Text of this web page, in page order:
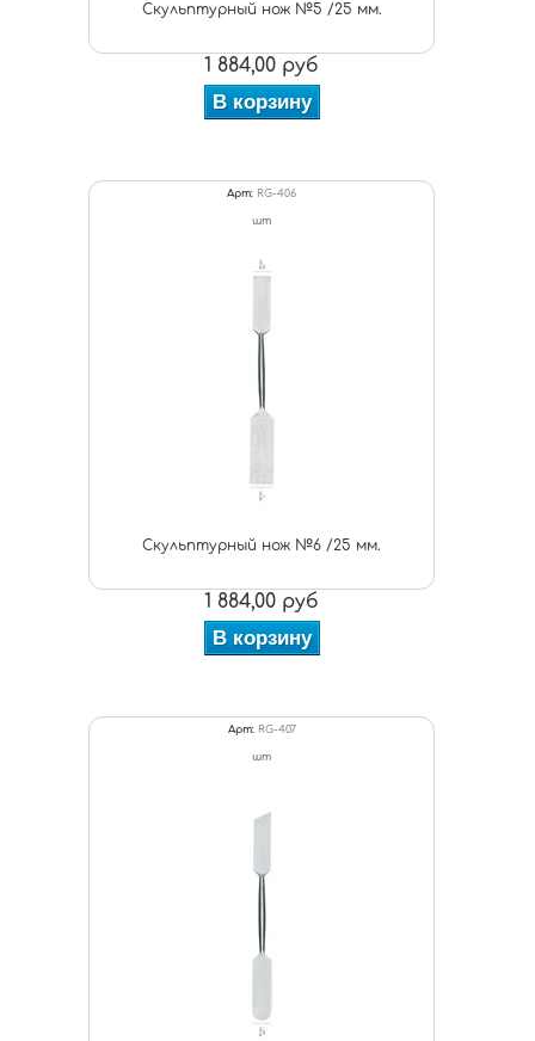
Скульптурный нож №5 /25 мм.
1 884,00 руб
В корзину
Арт: RG-406
шт
Скульптурный нож №6 /25 мм.
1 884,00 руб
В корзину
Арт: RG-407
шт